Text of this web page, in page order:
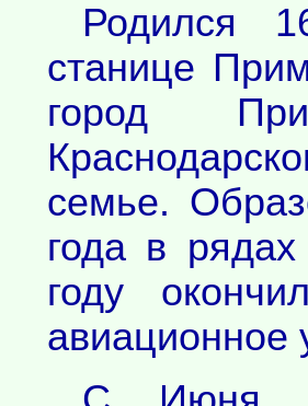
Родился
станице
город
семье.
года в
году
авиационное